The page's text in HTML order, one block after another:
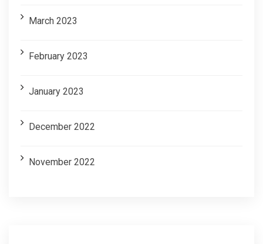
March 2023
February 2023
January 2023
December 2022
November 2022